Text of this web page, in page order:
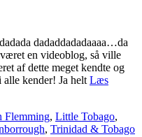
dadaddadadaaaa…da
en videoblog, så ville
af dette meget kendte og
kender! Ja helt Læs
Flemming, Little Tobago,
, Trinidad & Tobago